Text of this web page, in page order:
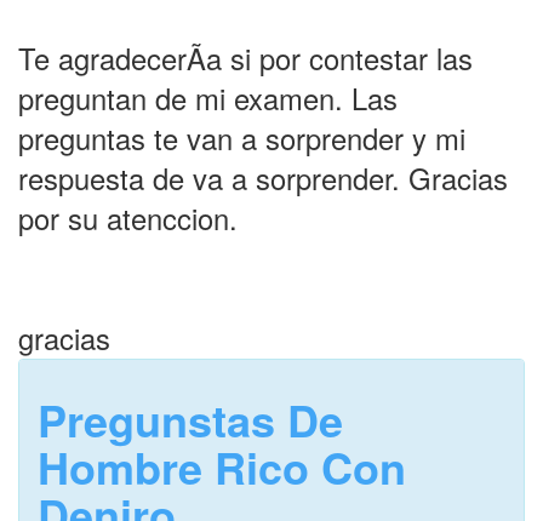
Te agradecerÃ­a si por contestar las
preguntan de mi examen. Las
preguntas te van a sorprender y mi
respuesta de va a sorprender. Gracias
por su atenccion.
gracias
Pregunstas De
Hombre Rico Con